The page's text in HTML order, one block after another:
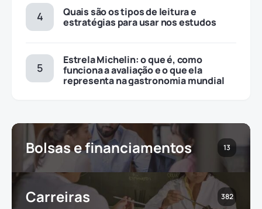
Quais são os tipos de leitura e
estratégias para usar nos estudos
Estrela Michelin: o que é, como
funciona a avaliação e o que ela
representa na gastronomia mundial
Bolsas e financiamentos 13
Carreiras 382